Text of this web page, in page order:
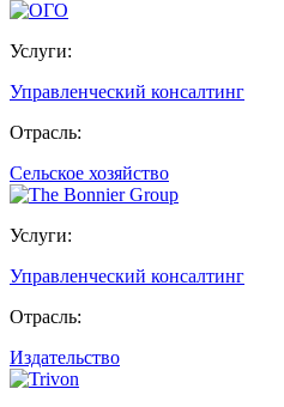
Услуги:
Управленческий консалтинг
Отрасль:
Сельское хозяйство
Услуги:
Управленческий консалтинг
Отрасль:
Издательство